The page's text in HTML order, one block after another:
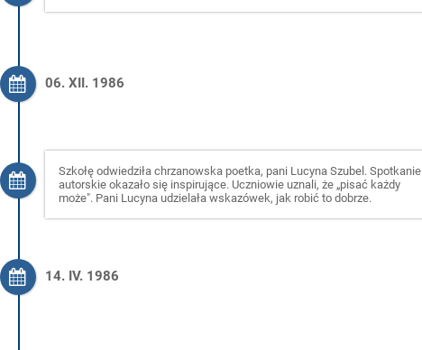
06. XII. 1986
Szkołę odwiedziła chrzanowska poetka, pani Lucyna Szubel. Spotkanie
autorskie okazało się inspirujące. Uczniowie uznali, że „pisać każdy
może". Pani Lucyna udzielała wskazówek, jak robić to dobrze.
14. IV. 1986